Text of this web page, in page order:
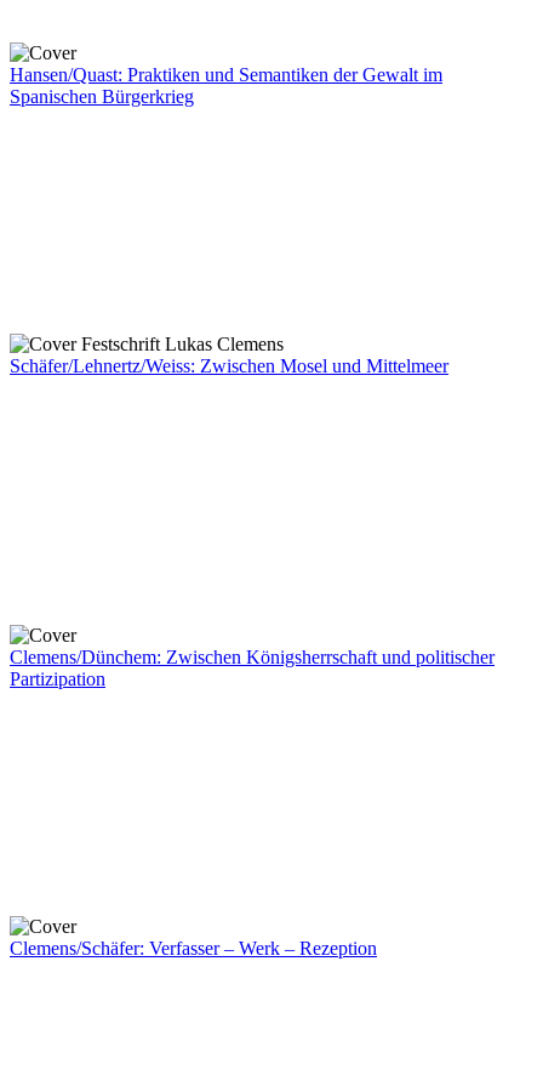
Hansen/Quast: Praktiken und Semantiken der Gewalt im
Spanischen Bürgerkrieg
Schäfer/Lehnertz/Weiss: Zwischen Mosel und Mittelmeer
Clemens/Dünchem: Zwischen Königsherrschaft und politischer
Partizipation
Clemens/Schäfer: Verfasser – Werk – Rezeption